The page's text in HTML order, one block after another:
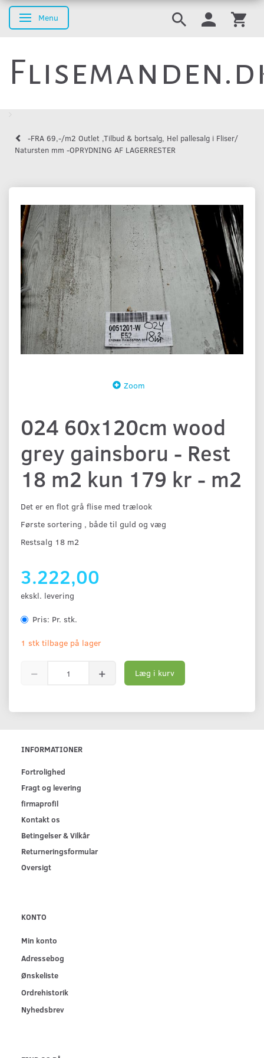
Skifte navigation
Menu
-FRA 69,-/m2 Outlet ,Tilbud & bortsalg, Hel pallesalg i Fliser/
Natursten mm -OPRYDNING AF LAGERRESTER
Zoom
024 60x120cm wood
grey gainsboru - Rest
18 m2 kun 179 kr - m2
Det er en flot grå flise med trælook
Første sortering , både til guld og væg
Restsalg 18 m2
3.222,00
ekskl. levering
Pris: Pr. stk.
1 stk tilbage på lager
Læg i kurv
INFORMATIONER
Fortrolighed
Fragt og levering
firmaprofil
Kontakt os
Betingelser & Vilkår
Returneringsformular
Oversigt
KONTO
Min konto
Adressebog
Ønskeliste
Ordrehistorik
Nyhedsbrev